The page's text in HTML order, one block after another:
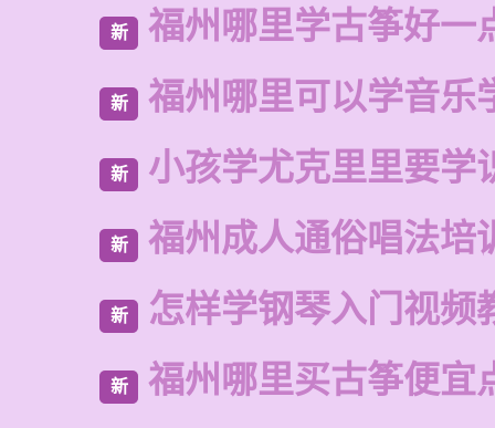
新 福州哪里学古筝好一
新 福州哪里可以学音乐
新 小孩学尤克里里要学
新 福州成人通俗唱法培
新 怎样学钢琴入门视频
新 福州哪里买古筝便宜